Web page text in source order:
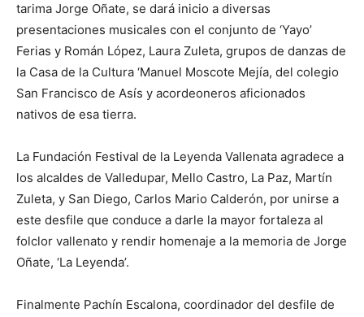
tarima Jorge Oñate, se dará inicio a diversas
presentaciones musicales con el conjunto de ‘Yayo’
Ferias y Román López, Laura Zuleta, grupos de danzas de
la Casa de la Cultura ‘Manuel Moscote Mejía, del colegio
San Francisco de Asís y acordeoneros aficionados
nativos de esa tierra.
La Fundación Festival de la Leyenda Vallenata agradece a
los alcaldes de Valledupar, Mello Castro, La Paz, Martín
Zuleta, y San Diego, Carlos Mario Calderón, por unirse a
este desfile que conduce a darle la mayor fortaleza al
folclor vallenato y rendir homenaje a la memoria de Jorge
Oñate, ‘La Leyenda’.
Finalmente Pachín Escalona, coordinador del desfile de